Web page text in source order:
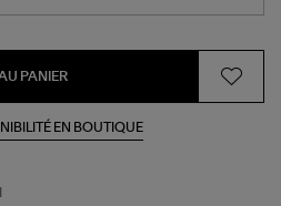
PANIER
EN BOUTIQUE